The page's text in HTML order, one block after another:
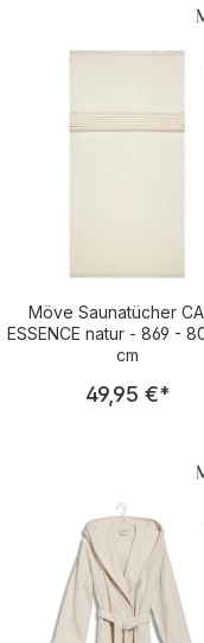
den
Möve Saunatücher
ESSENCE natur - 869 -
cm
49,95 €*